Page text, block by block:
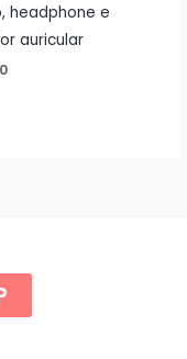
headphone e
auricular